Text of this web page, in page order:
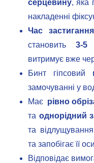
серцевину, яка
накладенні
Час
становить 3-5
витримує вже
Бинт гіпсовий
замочуванні у
Має рівно
та однорідний
та
та запобігає її
Відповідає